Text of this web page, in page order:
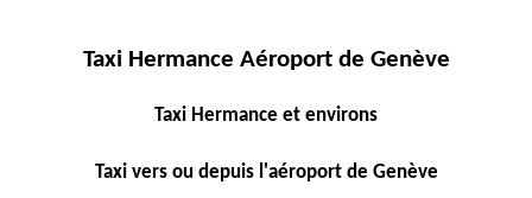
Taxi Hermance Aéroport de Genève
Taxi Hermance et environs
Taxi vers ou depuis l'aéroport de Genève